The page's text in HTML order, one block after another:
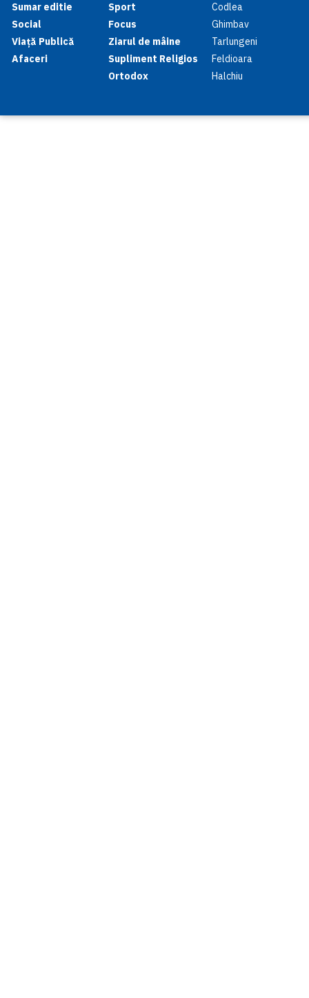
Sumar editie
Social
Viață Publică
Afaceri
Sport
Focus
Ziarul de mâine
Supliment Religios
Ortodox
Codlea
Ghimbav
Tarlungeni
Feldioara
Halchiu